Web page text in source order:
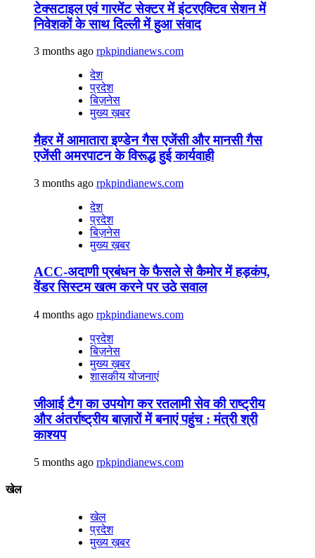
टेक्सटाइल एवं गारमेंट सेक्टर में इंटरएक्टिव सेशन में
निवेशकों के साथ दिल्ली में हुआ संवाद
3 months ago rpkpindianews.com
देश
प्रदेश
बिज़नेस
मुख्य ख़बर
मैहर में आमातारा इण्डेन गैस एजेंसी और मानसी गैस
एजेंसी अमरपाटन के विरूद्ध हुई कार्यवाही
3 months ago rpkpindianews.com
देश
प्रदेश
बिज़नेस
मुख्य ख़बर
ACC-अदाणी प्रबंधन के फैसले से कैमोर में हड़कंप,
वेंडर सिस्टम खत्म करने पर उठे सवाल
4 months ago rpkpindianews.com
प्रदेश
बिज़नेस
मुख्य ख़बर
शासकीय योजनाएं
जीआई टैग का उपयोग कर रतलामी सेव की राष्ट्रीय
और अंतर्राष्ट्रीय बाज़ारों में बनाएं पहुंच : मंत्री श्री
काश्यप
5 months ago rpkpindianews.com
खेल
खेल
प्रदेश
मुख्य ख़बर